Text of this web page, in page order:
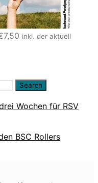
7,50 inkl. der aktuell
Wochen für RSV
BSC Rollers